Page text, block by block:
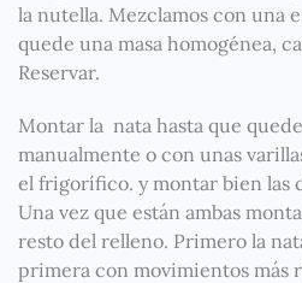
la nutella. Mezclamos con una
quede una masa homogénea,
Reservar.
Montar la nata hasta que
manualmente o con unas
el frigorífico. y montar bien las
Una vez que están ambas
resto del relleno. Primero la
primera con movimientos más